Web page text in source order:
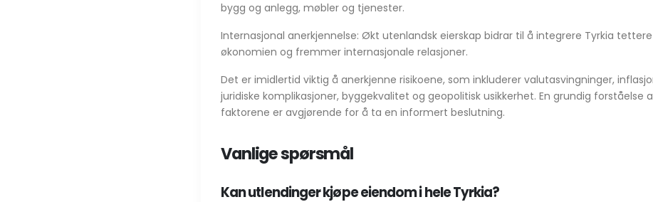
bygg og anlegg, møbler og tjenester.
Internasjonal anerkjennelse: Økt utenlandsk eierskap bidrar til å integrere Tyrkia
økonomien og fremmer internasjonale relasjoner.
Det er imidlertid viktig å anerkjenne risikoene, som inkluderer valutasvingninger,
juridiske komplikasjoner, byggekvalitet og geopolitisk usikkerhet. En grundig forståelse
faktorene er avgjørende for å ta en informert beslutning.
Vanlige spørsmål
Kan utlendinger kjøpe eiendom i hele Tyrkia?